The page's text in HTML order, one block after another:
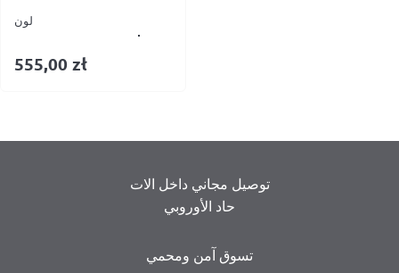
لون
555,00 zł
توصيل مجاني داخل الات
حاد الأوروبي
تسوق آمن ومحمي